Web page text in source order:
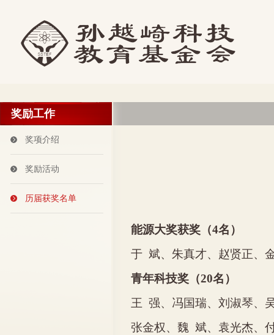
奖励工作
奖项介绍
奖励活动
历届获奖名单
能源大奖获奖（4名）
于 斌、朱真才、赵贤正、
青年科技奖（20名）
王 强、冯国瑞、刘淑琴、
张金权、魏 斌、袁光杰、